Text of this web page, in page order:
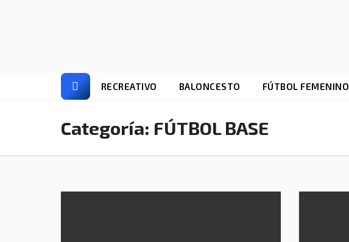
RECREATIVO BALONCESTO FÚTBOL FEMENINO
Categoría: FÚTBOL BASE